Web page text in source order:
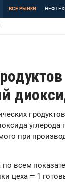
ВСЕ РЫНКИ
при
всем
цеха ╧ 1